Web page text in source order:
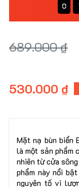
689.000 ₫
530.000 ₫
Mặt nạ bùn biển
là một sản phẩm
nhiên từ cửa
phẩm này nổi
nguyên tố vi
0
0
0
0